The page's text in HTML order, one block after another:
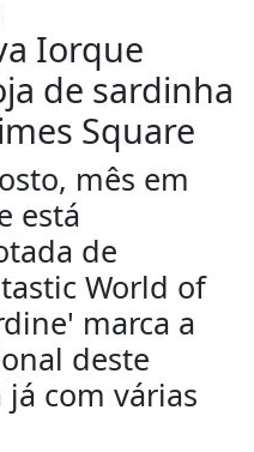
Iorque
de sardinha
Square
mês em
está
de
World of
marca a
deste
com várias